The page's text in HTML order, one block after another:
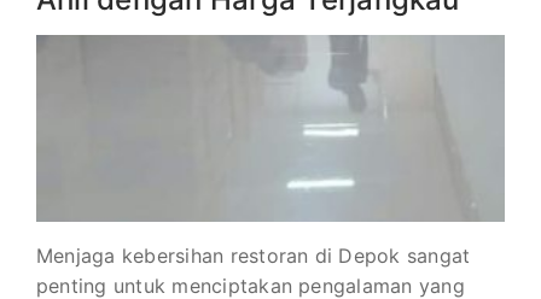
Menjaga kebersihan restoran di Depok sangat
penting untuk menciptakan pengalaman yang